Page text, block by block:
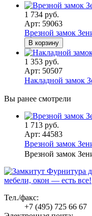
1 734 руб.
Арт: 59063
Врезной замок
В корзину
1 353 руб.
Арт: 50507
Накладной замок
Вы ранее смотрели
1 713 руб.
Арт: 44583
Врезной замок
Врезной замок
Фурнитура
мебели, окон — есть все!
Тел./факс:
+7 (495) 725 66 67